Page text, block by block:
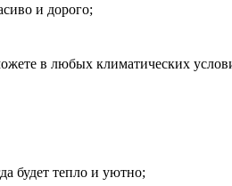
и дорого;
в любых климатических
будет тепло и уютно;